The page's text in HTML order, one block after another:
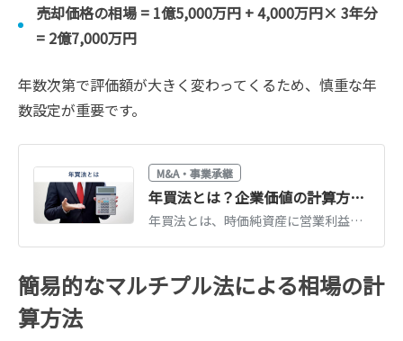
売却価格の相場 = 1億5,000万円 + 4,000万円× 3年分
= 2億7,000万円
年数次第で評価額が大きく変わってくるため、慎重な年
数設定が重要です。
M&A・事業承継
年買法とは？企業価値の計算方法やメリットを図解で詳しく解説
年買法とは、時価純資産に営業利益の3〜5年分を加算して買収額を求める方法です。営業利益は営業権を表し、年数は将来性を基に決定します。公認会計士が、年買法の計算式やメリット・デメリットを解説します。（公認会計士 前田 樹 監修）
簡易的なマルチプル法による相場の計
算方法